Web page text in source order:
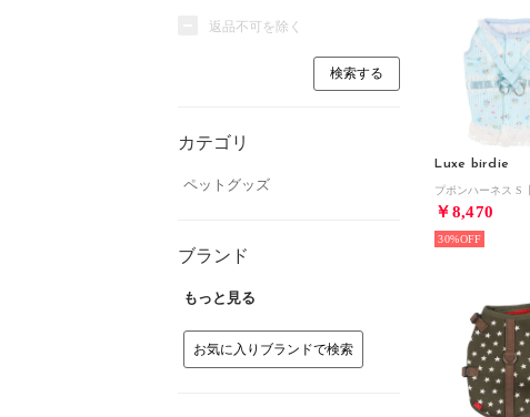
返品不可を除く
カテゴリ
ペットグッズ
ブランド
もっと見る
お気に入りブランドで検索
Luxe birdie
￥8,470
30%